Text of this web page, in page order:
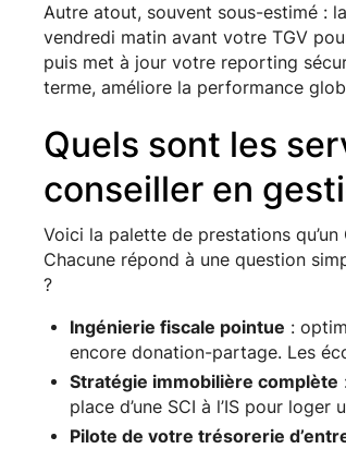
Autre atout, souvent sous-estimé :
vendredi matin avant votre TGV
puis met à jour votre reporting
terme, améliore la performance
Quels sont les
conseiller en
Voici la palette de prestations
Chacune répond à une question
?
Ingénierie fiscale pointue :
encore donation-partage. Les
Stratégie immobilière complète
place d’une SCI à l’IS pour
Pilote de votre trésorerie